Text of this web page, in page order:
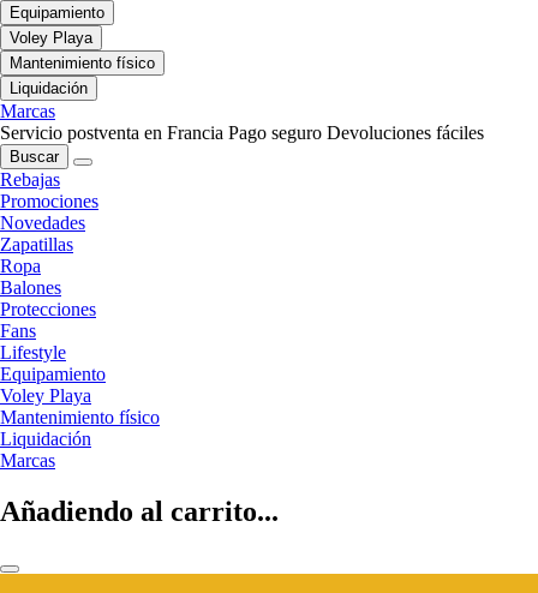
Equipamiento
Voley Playa
Mantenimiento físico
Liquidación
Marcas
Servicio postventa en Francia Pago seguro Devoluciones fáciles
Buscar
Rebajas
Promociones
Novedades
Zapatillas
Ropa
Balones
Protecciones
Fans
Lifestyle
Equipamiento
Voley Playa
Mantenimiento físico
Liquidación
Marcas
Añadiendo al carrito...